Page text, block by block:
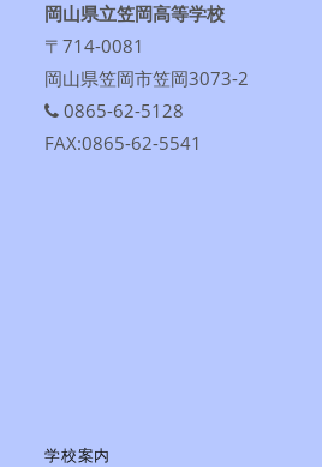
岡山県立笠岡高等学校
〒714-0081
岡山県笠岡市笠岡3073-2
0865-62-5128
FAX:0865-62-5541
学校案内